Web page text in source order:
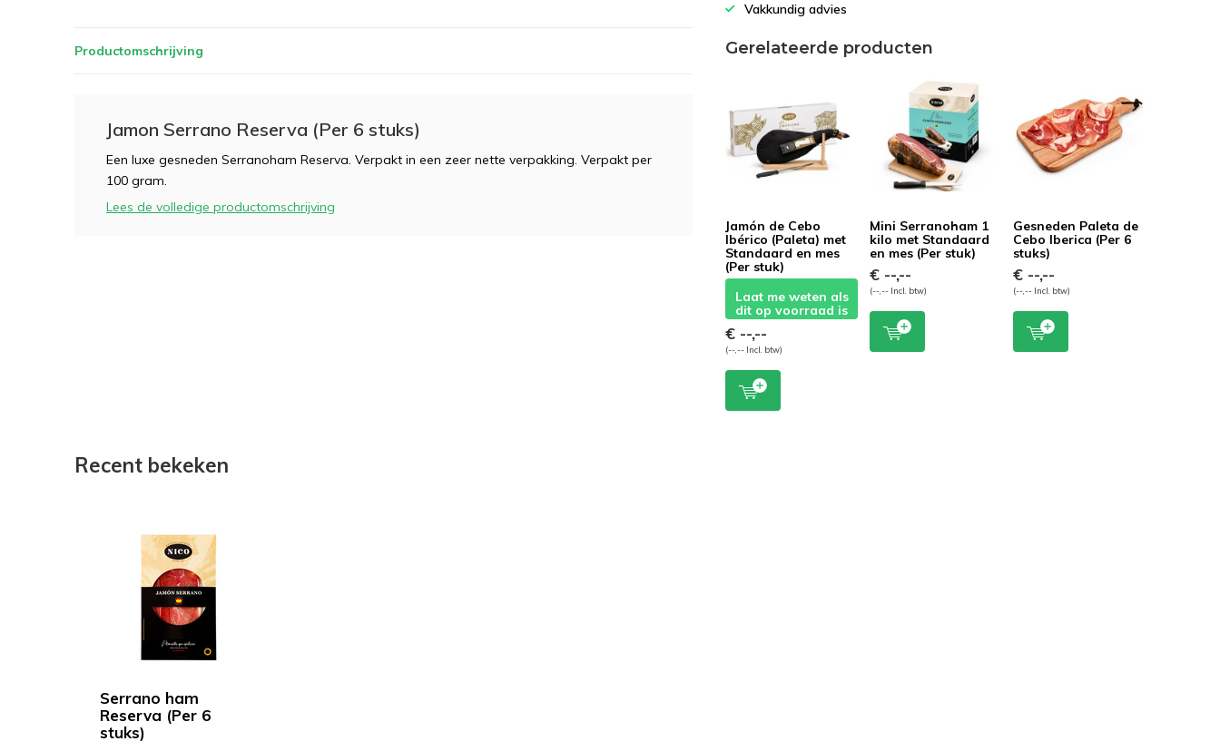
Vakkundig advies
Productomschrijving
Jamon Serrano Reserva (Per 6 stuks)
Een luxe gesneden Serranoham Reserva. Verpakt in een zeer nette verpakking. Verpakt per
100 gram.
Lees de volledige productomschrijving
Gerelateerde producten
Jamón de Cebo
Ibérico (Paleta) met
Standaard en mes
(Per stuk)
Laat me weten als
dit op voorraad is
€ --,--
(--,-- Incl. btw)
Mini Serranoham 1
kilo met Standaard
en mes (Per stuk)
€ --,--
(--,-- Incl. btw)
Gesneden Paleta de
Cebo Iberica (Per 6
stuks)
€ --,--
(--,-- Incl. btw)
Recent bekeken
Serrano ham
Reserva (Per 6
stuks)